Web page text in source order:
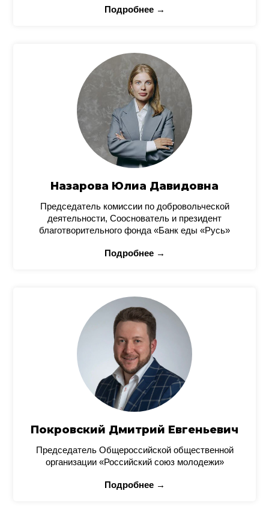
Подробнее →
Назарова Юлиа Давидовна
Председатель комиссии по добровольческой
деятельности, Сооснователь и президент
благотворительного фонда «Банк еды «Русь»
Подробнее →
Покровский Дмитрий Евгеньевич
Председатель Общероссийской общественной
организации «Российский союз молодежи»
Подробнее →